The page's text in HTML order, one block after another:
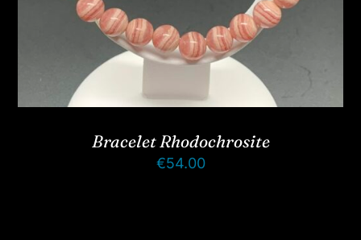
Bracelet Rhodochrosite
€54.00